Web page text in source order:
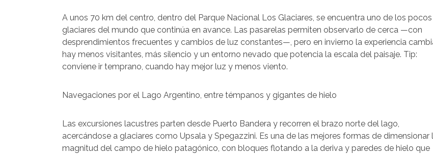
A unos 70 km del centro, dentro del Parque Nacional Los Glaciares, se encuentra uno de los pocos
glaciares del mundo que continúa en avance. Las pasarelas permiten observarlo de cerca —con
desprendimientos frecuentes y cambios de luz constantes—, pero en invierno la experiencia
hay menos visitantes, más silencio y un entorno nevado que potencia la escala del paisaje. Tip:
conviene ir temprano, cuando hay mejor luz y menos viento.
Navegaciones por el Lago Argentino, entre témpanos y gigantes de hielo
Las excursiones lacustres parten desde Puerto Bandera y recorren el brazo norte del lago,
acercándose a glaciares como Upsala y Spegazzini. Es una de las mejores formas de dimensionar
magnitud del campo de hielo patagónico, con bloques flotando a la deriva y paredes de hielo que